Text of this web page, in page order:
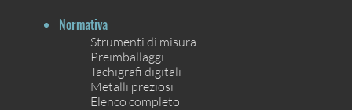
Normativa
Strumenti di misura
Preimballaggi
Tachigrafi digitali
Metalli preziosi
Elenco completo